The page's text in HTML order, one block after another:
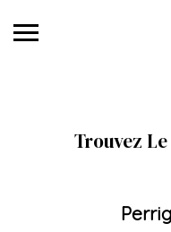
Trouvez